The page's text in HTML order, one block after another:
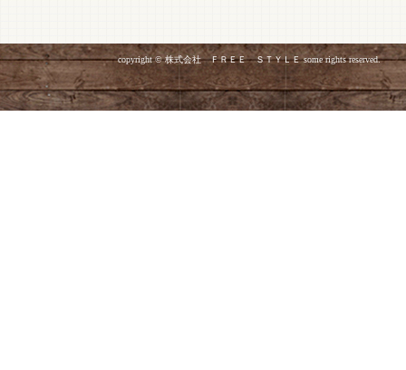
copyright © 株式会社 ＦＲＥＥ ＳＴＹＬＥ some rights reserved.